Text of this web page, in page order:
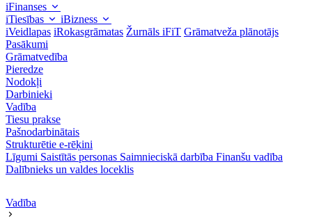
iFinanses
iTiesības
iBizness
iVeidlapas iRokasgrāmatas Žurnāls iFiT Grāmatveža plānotājs
Pasākumi
Grāmatvedība
Pieredze
Nodokļi
Darbinieki
Vadība
Tiesu prakse
Pašnodarbinātais
Strukturētie e-rēķini
Līgumi Saistītās personas Saimnieciskā darbība Finanšu vadība
Dalībnieks un valdes loceklis
Vadība